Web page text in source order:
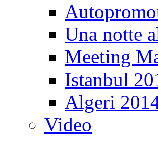
Una notte
Meeting
Istanbul
Algeri
Video